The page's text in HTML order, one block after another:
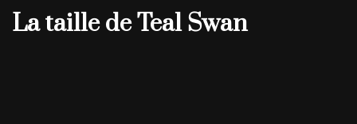
La taille de Teal Swan